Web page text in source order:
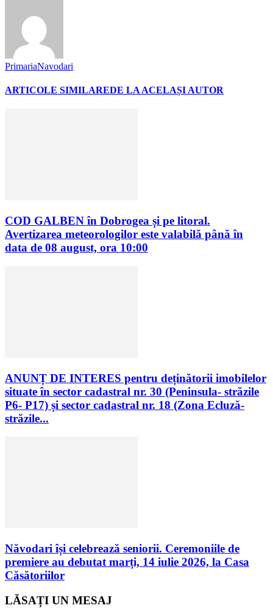
PrimariaNavodari
ARTICOLE SIMILAREDE LA ACELAȘI AUTOR
COD GALBEN în Dobrogea și pe litoral.
Avertizarea meteorologilor este valabilă până în
data de 08 august, ora 10:00
ANUNȚ DE INTERES pentru deținătorii imobilelor
situate în sector cadastral nr. 30 (Peninsula- străzile
P6- P17) și sector cadastral nr. 18 (Zona Ecluză-
străzile...
Năvodari își celebrează seniorii. Ceremoniile de
premiere au debutat marți, 14 iulie 2026, la Casa
Căsătoriilor
LĂSAȚI UN MESAJ